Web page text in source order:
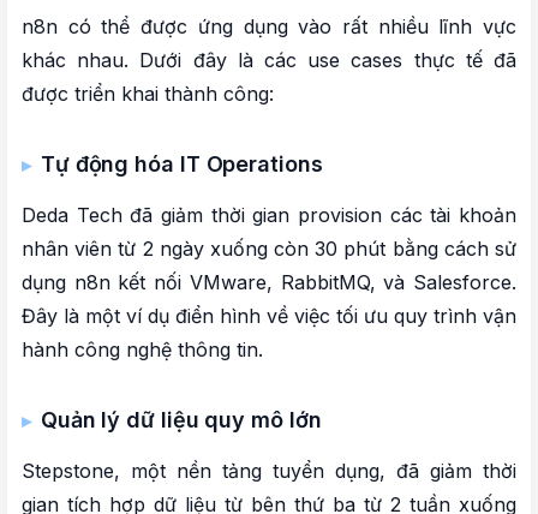
2. Những điều KHÔNG ĐƯỢC PHÉP làm
3. Những điều ĐƯỢC PHÉP làm
4. Ví dụ cụ thể – ĐƯỢC vs KHÔNG
LÊN CÁC NỀN TẢNG CÓ HỢP PHÁP VÀ CÓ BỊ
GIẢM TƯƠNG TÁC KHÔNG?
1. Về tính hợp pháp
2. Về tương tác và reach
3. Cảnh báo về rủi ro thực tế
n8n có thể được ứng dụng vào rất nhiều lĩnh vực
khác nhau. Dưới đây là các use cases thực tế đã
được triển khai thành công:
Tự động hóa IT Operations
Deda Tech đã giảm thời gian provision các tài khoản
nhân viên từ 2 ngày xuống còn 30 phút bằng cách sử
dụng n8n kết nối VMware, RabbitMQ, và Salesforce.
Đây là một ví dụ điển hình về việc tối ưu quy trình vận
hành công nghệ thông tin.
Quản lý dữ liệu quy mô lớn
Stepstone, một nền tảng tuyển dụng, đã giảm thời
gian tích hợp dữ liệu từ bên thứ ba từ 2 tuần xuống